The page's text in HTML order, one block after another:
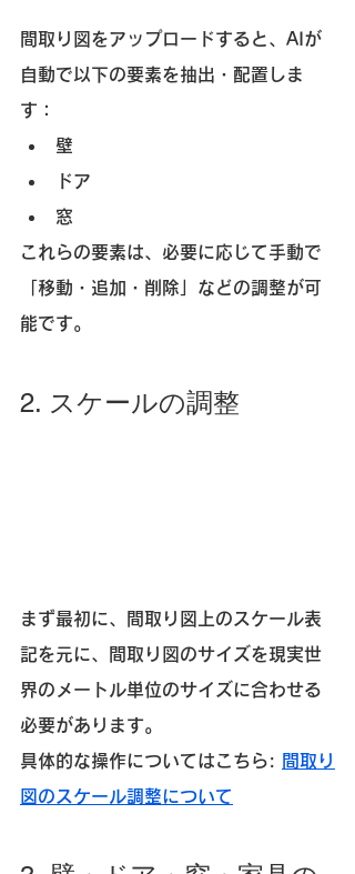
間取り図をアップロードすると、AIが
自動で以下の要素を抽出・配置しま
す：
壁
ドア
窓
これらの要素は、必要に応じて手動で
「移動・追加・削除」などの調整が可
能です。
2. スケールの調整
まず最初に、間取り図上のスケール表
記を元に、間取り図のサイズを現実世
界のメートル単位のサイズに合わせる
必要があります。
具体的な操作についてはこちら: 間取り
図のスケール調整について